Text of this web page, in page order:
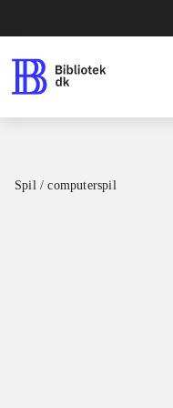
Spil / computerspil